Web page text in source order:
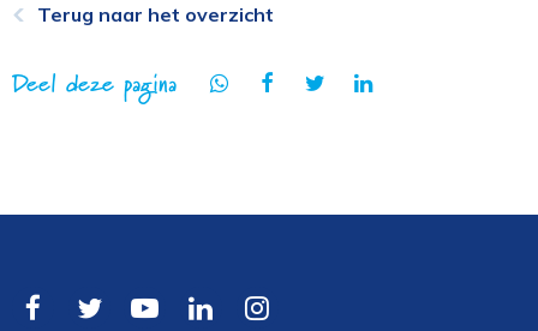
Terug naar het overzicht
Deel deze pagina